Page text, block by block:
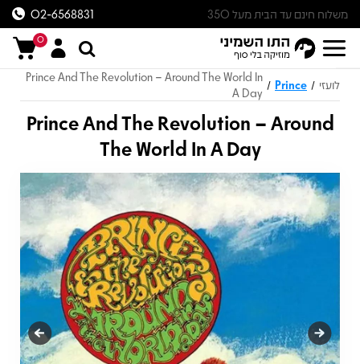
משלוח חינם עד הבית מעל 350
ש״ח
02-6568831
0
לועזי /
Prince
/
Prince And The Revolution – Around The World In
A Day
Prince And The Revolution – Around
The World In A Day